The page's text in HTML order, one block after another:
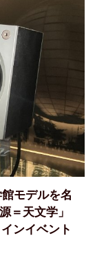
モデルを名
＝天文学」
ンイベント